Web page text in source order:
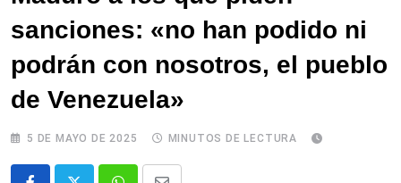
sanciones: «no han podido ni
podrán con nosotros, el pueblo
de Venezuela»
5 DE MAYO DE 2025 MINUTOS DE LECTURA